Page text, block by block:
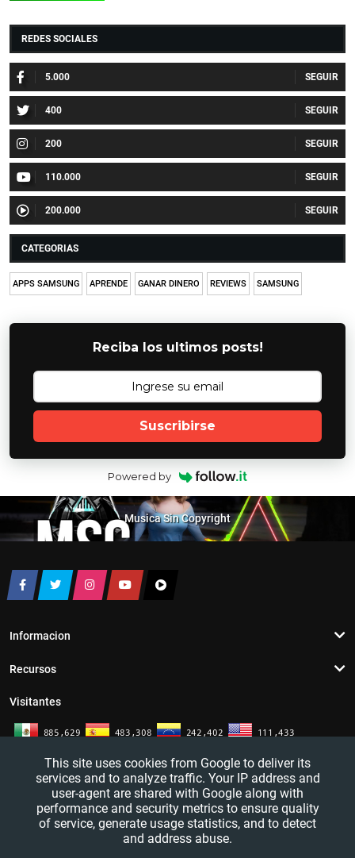
REDES SOCIALES
5.000
400
200
110.000
200.000
CATEGORIAS
APPS SAMSUNG APRENDE GANAR DINERO REVIEWS SAMSUNG
Reciba los ultimos posts!
Suscribirse
Powered by
Musica Sin Copyright
Informacion
Recursos
Visitantes
This site uses cookies from Google to deliver its
services and to analyze traffic. Your IP address and
user-agent are shared with Google along with
performance and security metrics to ensure quality
of service, generate usage statistics, and to detect
and address abuse.